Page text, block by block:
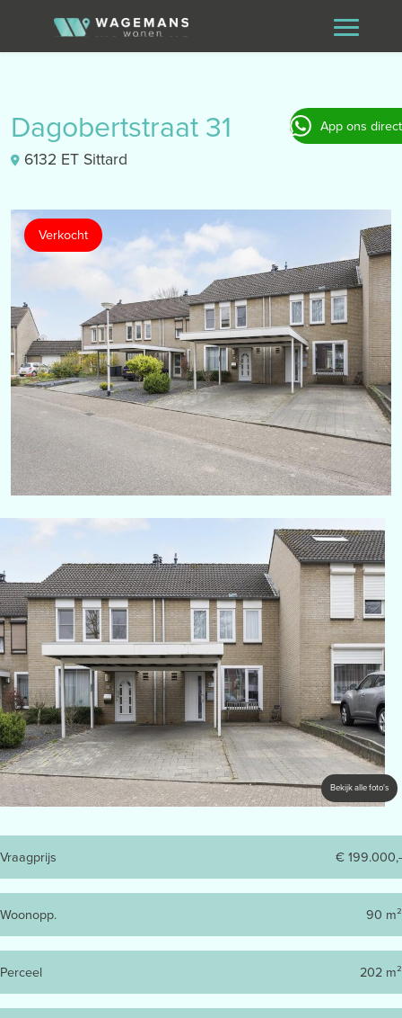
App ons direct
Dagobertstraat 31
6132 ET Sittard
Verkocht
Bekijk alle foto's
Vraagprijs € 199.000,-
Woonopp. 90 m²
Perceel 202 m²